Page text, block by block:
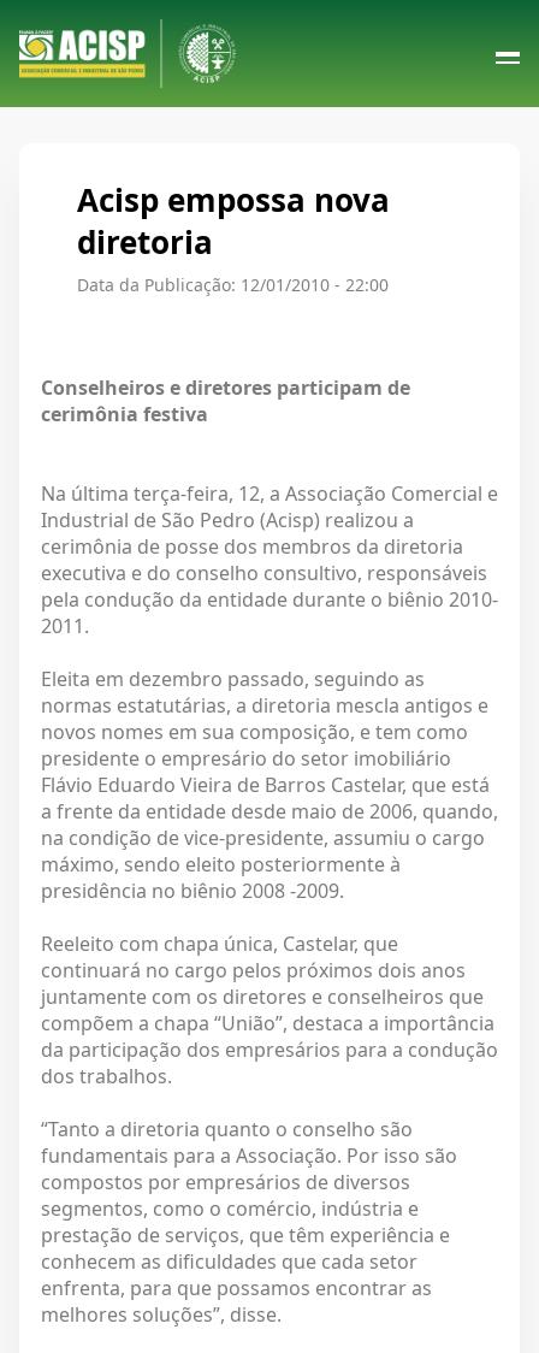
Acisp empossa nova
diretoria
Data da Publicação: 12/01/2010 - 22:00
Conselheiros e diretores participam de
cerimônia festiva
Na última terça-feira, 12, a Associação Comercial e
Industrial de São Pedro (Acisp) realizou a
cerimônia de posse dos membros da diretoria
executiva e do conselho consultivo, responsáveis
pela condução da entidade durante o biênio 2010-
2011.
Eleita em dezembro passado, seguindo as
normas estatutárias, a diretoria mescla antigos e
novos nomes em sua composição, e tem como
presidente o empresário do setor imobiliário
Flávio Eduardo Vieira de Barros Castelar, que está
a frente da entidade desde maio de 2006, quando,
na condição de vice-presidente, assumiu o cargo
máximo, sendo eleito posteriormente à
presidência no biênio 2008 -2009.
Reeleito com chapa única, Castelar, que
continuará no cargo pelos próximos dois anos
juntamente com os diretores e conselheiros que
compõem a chapa “União”, destaca a importância
da participação dos empresários para a condução
dos trabalhos.
“Tanto a diretoria quanto o conselho são
fundamentais para a Associação. Por isso são
compostos por empresários de diversos
segmentos, como o comércio, indústria e
prestação de serviços, que têm experiência e
conhecem as dificuldades que cada setor
enfrenta, para que possamos encontrar as
melhores soluções”, disse.